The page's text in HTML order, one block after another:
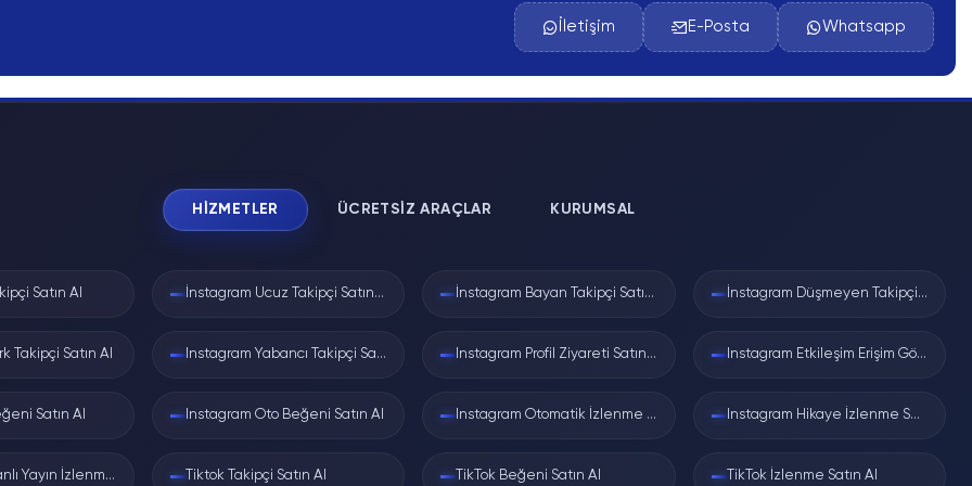
Pratik Kullanım: Kim Bu
Hesap?
Sıkça Sorulan Sorular
ID'sini not ederseniz, ad değiştirse bile takip edebilirsiniz.
kullanıcı adı ve hesap açılırken sistemin verdiği, hiç değişmeyen
İletişim E-Posta Whatsapp
HIZMETLER ÜCRETSIZ ARAÇLAR KURUMSAL
Satın Al İnstagram Ucuz Takipçi Satın Al İnstagram Bayan Takipçi Satın Al İnstagram Düşmeyen Takipçi Satın Al
Takipçi Satın Al Instagram Yabancı Takipçi Satın Al Instagram Profil Ziyareti Satın Al Instagram Etkileşim Erişim Gösterim Satın Al
Satın Al Instagram Oto Beğeni Satın Al Instagram Otomatik İzlenme Satın Al Instagram Hikaye İzlenme Satın Al
Instagram Canlı Yayın İzlenme Satın Al Tiktok Takipçi Satın Al TikTok Beğeni Satın Al TikTok İzlenme Satın Al